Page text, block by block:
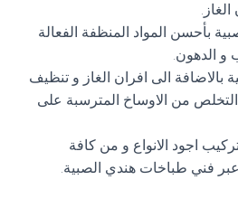
بأحسن المواد المنظفة الفعالة
و الدهون.
الى افران الغاز و تنظيف
من الاوساخ المترسبة على
اجود الانواع و من كافة
فني طباخات هندي الصبية.